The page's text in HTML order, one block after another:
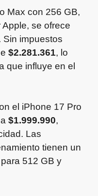
Max con 256 GB,
se ofrece
Sin impuestos
$2.281.361, lo
que influye en el
el iPhone 17 Pro
$1.999.990,
Las
tienen un
para 512 GB y